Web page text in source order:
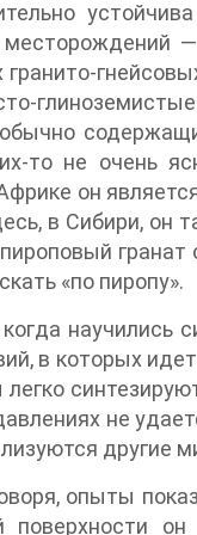
—
гранито-
то не очень
он
в Сибири, он
гранат
«по пиропу».
научились
в которых
легко
не
другие
опыты
поверхности